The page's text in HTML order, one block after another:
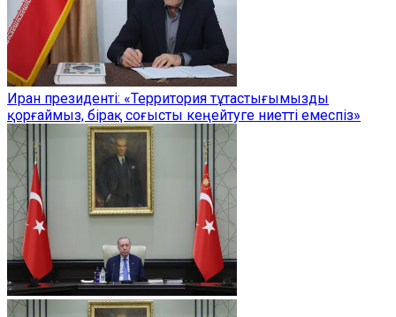
Иран президенті: «Территория тұтастығымызды
қорғаймыз, бірақ соғысты кеңейтуге ниетті емеспіз»